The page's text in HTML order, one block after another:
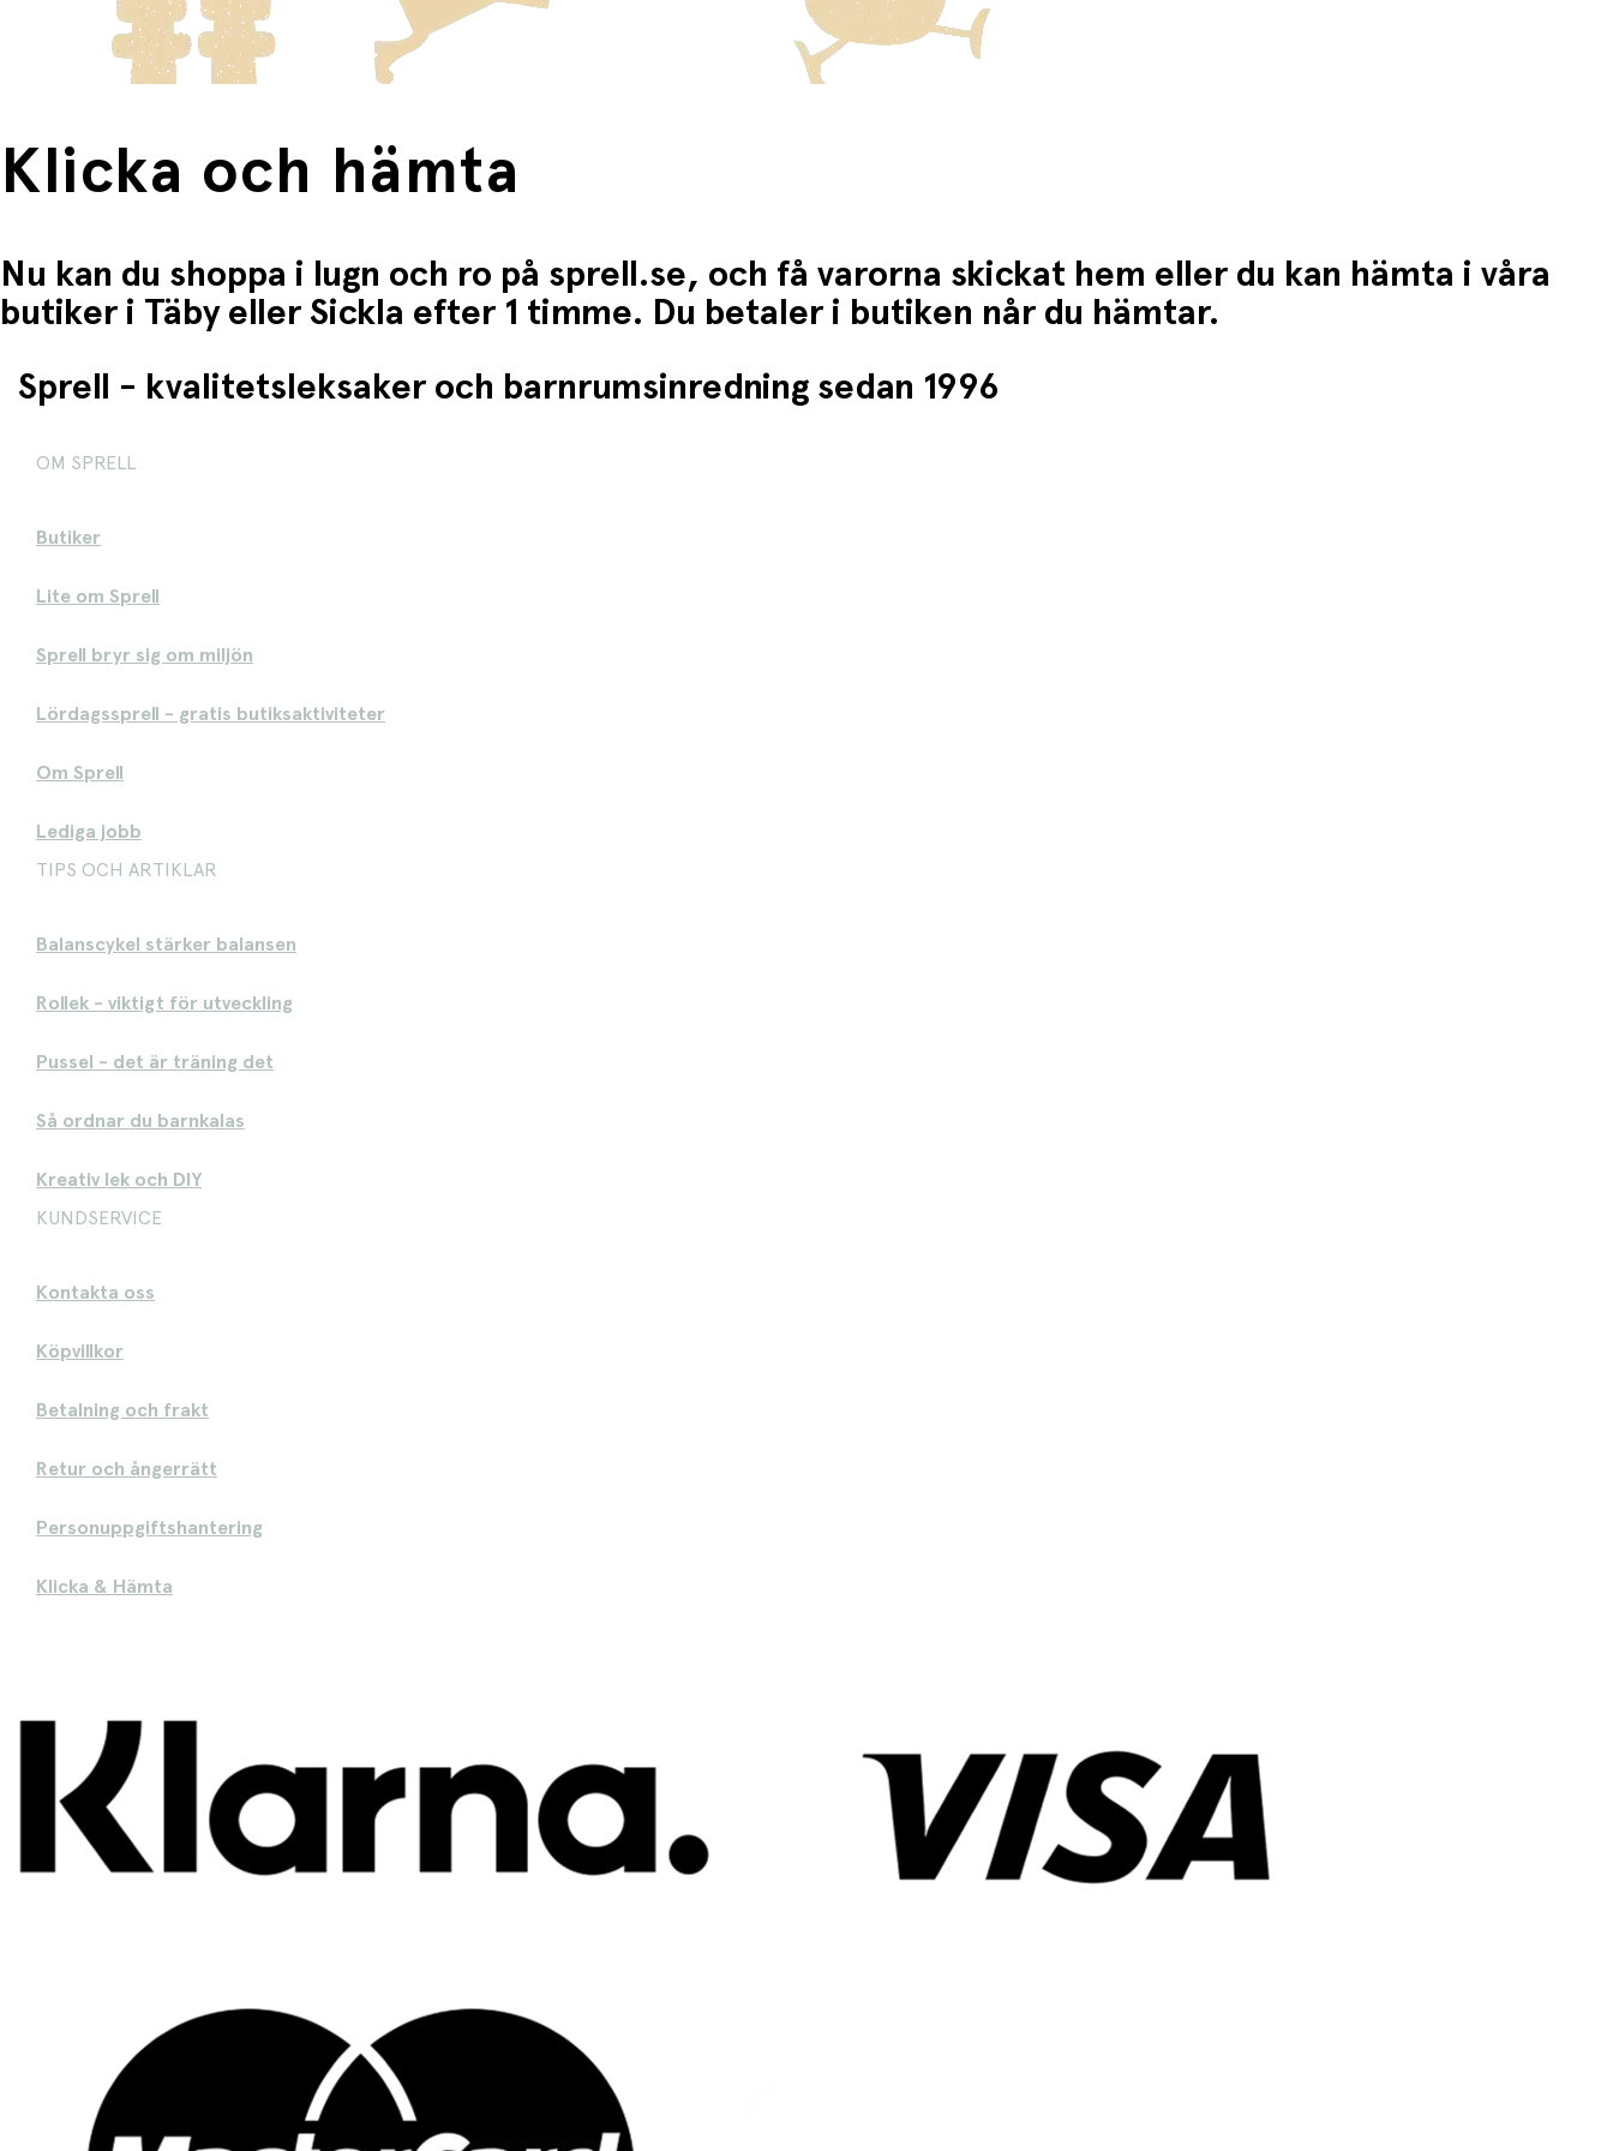
Klicka och hämta
Nu kan du shoppa i lugn och ro på sprell.se, och få varorna skickat hem eller du kan hämta i våra
butiker i Täby eller Sickla efter 1 timme. Du betaler i butiken når du hämtar.
Sprell - kvalitetsleksaker och barnrumsinredning sedan 1996
OM SPRELL
Butiker
Lite om Sprell
Sprell bryr sig om miljön
Lördagssprell - gratis butiksaktiviteter
Om Sprell
Lediga jobb
TIPS OCH ARTIKLAR
Balanscykel stärker balansen
Rollek - viktigt för utveckling
Pussel - det är träning det
Så ordnar du barnkalas
Kreativ lek och DIY
KUNDSERVICE
Kontakta oss
Köpvillkor
Betalning och frakt
Retur och ångerrätt
Personuppgiftshantering
Klicka & Hämta